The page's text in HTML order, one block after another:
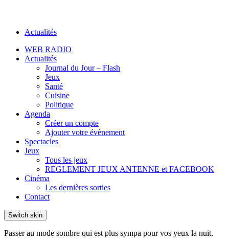
Actualités
WEB RADIO
Actualités
Journal du Jour – Flash
Jeux
Santé
Cuisine
Politique
Agenda
Créer un compte
Ajouter votre évènement
Spectacles
Jeux
Tous les jeux
REGLEMENT JEUX ANTENNE et FACEBOOK
Cinéma
Les dernières sorties
Contact
Switch skin
Passer au mode sombre qui est plus sympa pour vos yeux la nuit.